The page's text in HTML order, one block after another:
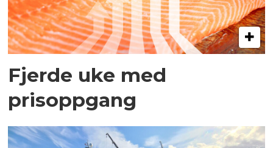
Fjerde uke med
prisoppgang